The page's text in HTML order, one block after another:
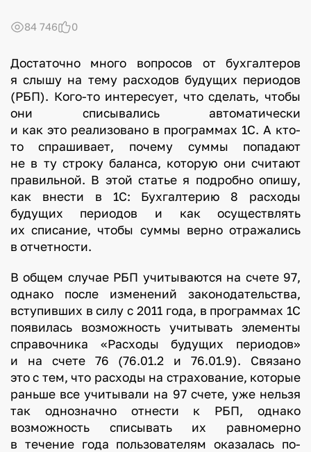
84 746 0
Достаточно много вопросов от бухгалтеров
я слышу на тему расходов будущих периодов
(РБП). Кого-то интересует, что сделать, чтобы
они списывались автоматически
и как это реализовано в программах 1С. А кто-
то спрашивает, почему суммы попадают
не в ту строку баланса, которую они считают
правильной. В этой статье я подробно опишу,
как внести в 1С: Бухгалтерию 8 расходы
будущих периодов и как осуществлять
их списание, чтобы суммы верно отражались
в отчетности.
В общем случае РБП учитываются на счете 97,
однако после изменений законодательства,
вступивших в силу с 2011 года, в программах 1С
появилась возможность учитывать элементы
справочника «Расходы будущих периодов»
и на счете 76 (76.01.2 и 76.01.9). Связано
это с тем, что расходы на страхование, которые
раньше все учитывали на 97 счете, уже нельзя
так однозначно отнести к РБП, однако
возможность списывать их равномерно
в течение года пользователям оказалась по-